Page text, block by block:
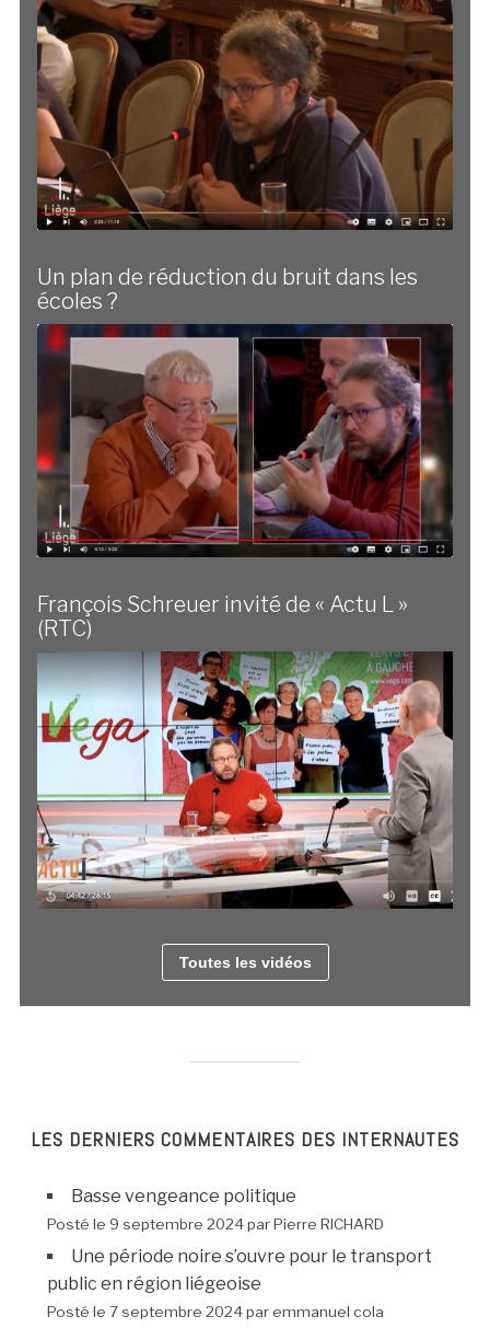
Un plan de réduction du bruit dans les
écoles ?
François Schreuer invité de « Actu L »
(RTC)
Toutes les vidéos
LES DERNIERS COMMENTAIRES DES INTERNAUTES
Basse vengeance politique
Posté le 9 septembre 2024 par Pierre RICHARD
Une période noire s’ouvre pour le transport
public en région liégeoise
Posté le 7 septembre 2024 par emmanuel cola